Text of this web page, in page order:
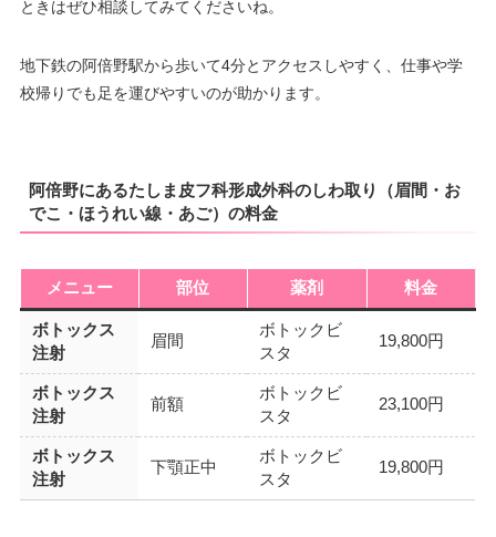
ときはぜひ相談してみてくださいね。
地下鉄の阿倍野駅から歩いて4分とアクセスしやすく、仕事や学
校帰りでも足を運びやすいのが助かります。
阿倍野にあるたしま皮フ科形成外科のしわ取り（眉間・お
でこ・ほうれい線・あご）の料金
メニュー 部位 薬剤 料金
ボトックス
注射
眉間
ボトックビ
スタ
19,800円
ボトックス
注射
前額
ボトックビ
スタ
23,100円
ボトックス
注射
下顎正中
ボトックビ
スタ
19,800円